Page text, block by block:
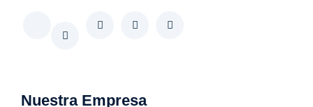
Nuestra Empresa